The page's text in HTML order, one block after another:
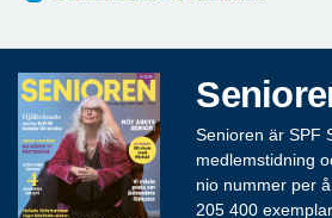
Senioren är SPF
medlemstidning
nio nummer per
205 400